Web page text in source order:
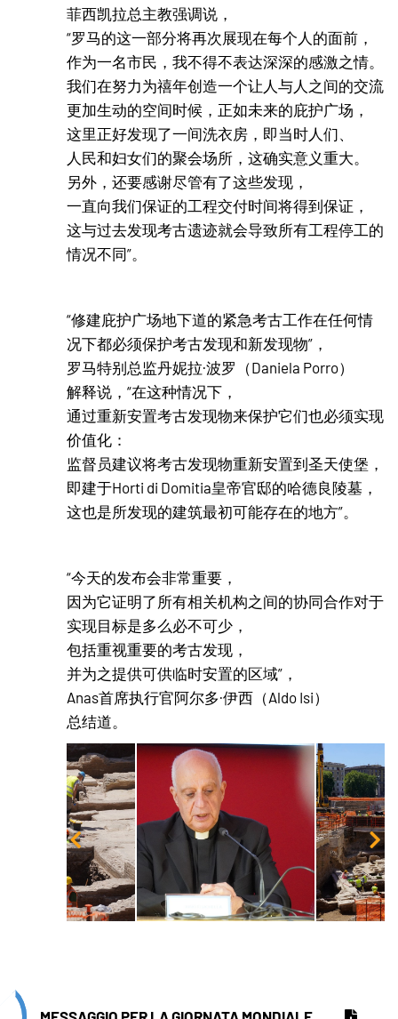
菲西凯拉总主教强调说，
“罗马的这一部分将再次展现在每个人的面前，
作为一名市民，我不得不表达深深的感激之情。
我们在努力为禧年创造一个让人与人之间的交流
更加生动的空间时候，正如未来的庇护广场，
这里正好发现了一间洗衣房，即当时人们、
人民和妇女们的聚会场所，这确实意义重大。
另外，还要感谢尽管有了这些发现，
一直向我们保证的工程交付时间将得到保证，
这与过去发现考古遗迹就会导致所有工程停工的
情况不同”。
“修建庇护广场地下道的紧急考古工作在任何情
况下都必须保护考古发现和新发现物”，
罗马特别总监丹妮拉·波罗（Daniela Porro）
解释说，“在这种情况下，
通过重新安置考古发现物来保护它们也必须实现
价值化：
监督员建议将考古发现物重新安置到圣天使堡，
即建于Horti di Domitia皇帝官邸的哈德良陵墓，
这也是所发现的建筑最初可能存在的地方”。
“今天的发布会非常重要，
因为它证明了所有相关机构之间的协同合作对于
实现目标是多么必不可少，
包括重视重要的考古发现，
并为之提供可供临时安置的区域”，
Anas首席执行官阿尔多·伊西（Aldo Isi）
总结道。